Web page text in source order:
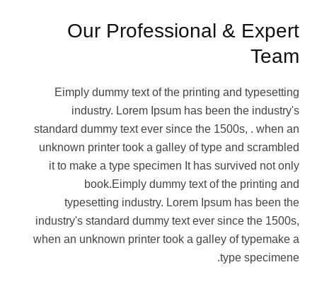
Our Professional & Expert
Team
Eimply dummy text of the printing and typesetting
industry. Lorem Ipsum has been the industry's
standard dummy text ever since the 1500s, . when an
unknown printer took a galley of type and scrambled
it to make a type specimen It has survived not only
book.Eimply dummy text of the printing and
typesetting industry. Lorem Ipsum has been the
industry's standard dummy text ever since the 1500s,
when an unknown printer took a galley of typemake a
type specimene.